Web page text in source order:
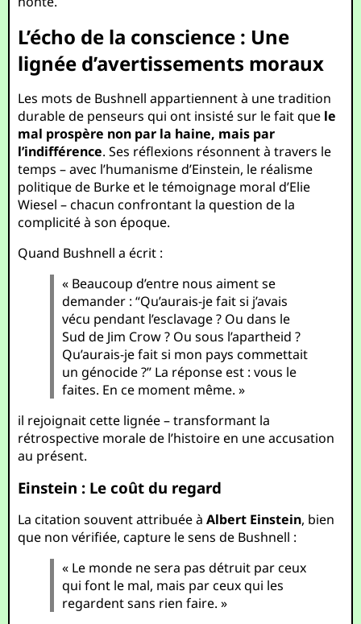
L’écho de la conscience : Une
lignée d’avertissements moraux
Les mots de Bushnell appartiennent à une tradition
durable de penseurs qui ont insisté sur le fait que le
mal prospère non par la haine, mais par
l’indifférence. Ses réflexions résonnent à travers le
temps – avec l’humanisme d’Einstein, le réalisme
politique de Burke et le témoignage moral d’Elie
Wiesel – chacun confrontant la question de la
complicité à son époque.
Quand Bushnell a écrit :
« Beaucoup d’entre nous aiment se
demander : “Qu’aurais-je fait si j’avais
vécu pendant l’esclavage ? Ou dans le
Sud de Jim Crow ? Ou sous l’apartheid ?
Qu’aurais-je fait si mon pays commettait
un génocide ?” La réponse est : vous le
faites. En ce moment même. »
il rejoignait cette lignée – transformant la
rétrospective morale de l’histoire en une accusation
au présent.
Einstein : Le coût du regard
La citation souvent attribuée àAlbert Einstein, bien
que non vérifiée, capture le sens de Bushnell :
« Le monde ne sera pas détruit par ceux
qui font le mal, mais par ceux qui les
regardent sans rien faire. »